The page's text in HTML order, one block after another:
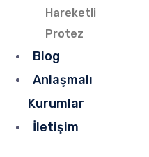
Hareketli
Protez
Blog
Anlaşmalı
Kurumlar
İletişim